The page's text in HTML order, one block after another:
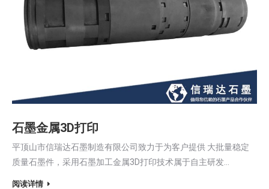
石墨金属3D打印
平顶山市信瑞达石墨制造有限公司致力于为客户提供 大批量稳定
质量石墨件，采用石墨加工金属3D打印技术属于自主研发…
阅读详情